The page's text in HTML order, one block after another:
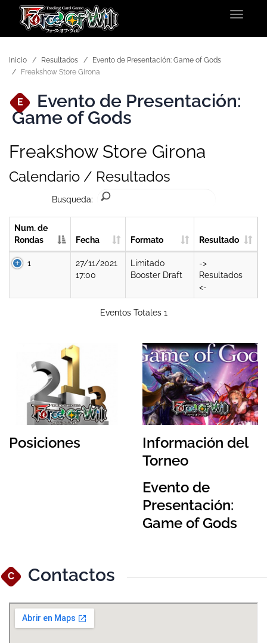
Toggle
Inicio Resultados
Evento de Presentación: Game of Gods
Freakshow Store Girona
E Evento de Presentación:
Game of Gods
Freakshow Store Girona
Calendario / Resultados
Busqueda:
Num. de
Rondas
Fecha Formato Resultado
1
27/11/2021
17:00
Limitado
Booster Draft
->
Resultados
<-
Eventos Totales 1
Posiciones
Información del
Torneo
Evento de
Presentación:
Game of Gods
C Contactos